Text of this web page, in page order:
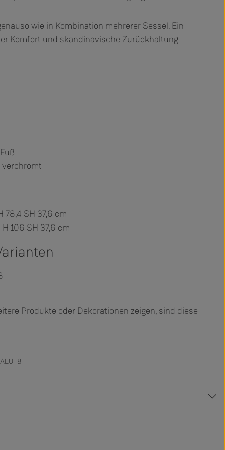
wie in Kombination mehrerer Sessel. Ein
Komfort und skandinavische Zurückhaltung
78,4 SH 37,6 cm
106 SH 37,6 cm
Produkte oder Dekorationen zeigen, sind diese